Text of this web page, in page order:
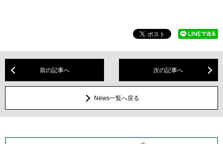
前の記事へ 次の記事へ
News一覧へ戻る